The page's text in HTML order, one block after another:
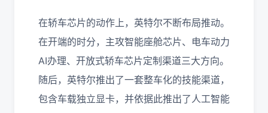
在轿车芯片的动作上，英特尔不断布局推动。
在开端的时分，主攻智能座舱芯片、电车动力
AI办理、开放式轿车芯片定制渠道三大方向。
随后，英特尔推出了一套整车化的技能渠道，
包含车载独立显卡，并依据此推出了人工智能